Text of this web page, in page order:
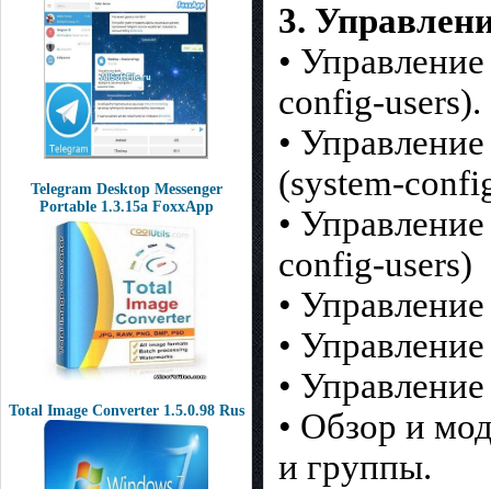
Telegram Desktop Messenger
Portable 1.3.15a FoxxApp
Total Image Converter 1.5.0.98 Rus
3.
•
config-users).
•
(system-
•
config-users)
•
•
•
• Обзор и
и группы.